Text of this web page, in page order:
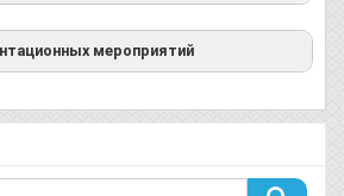
мероприятий